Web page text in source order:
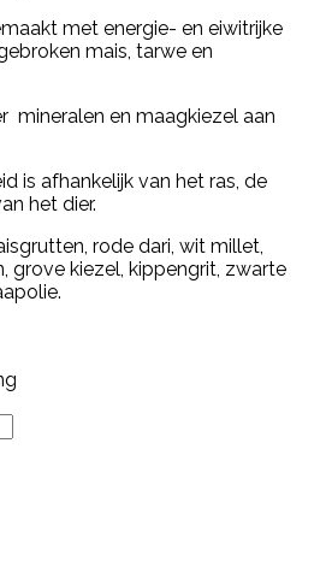
met energie- en eiwitrijke
mais, tarwe en
mineralen en maagkiezel aan
is afhankelijk van het ras, de
het dier.
rode dari, wit millet,
grove kiezel, kippengrit, zwarte